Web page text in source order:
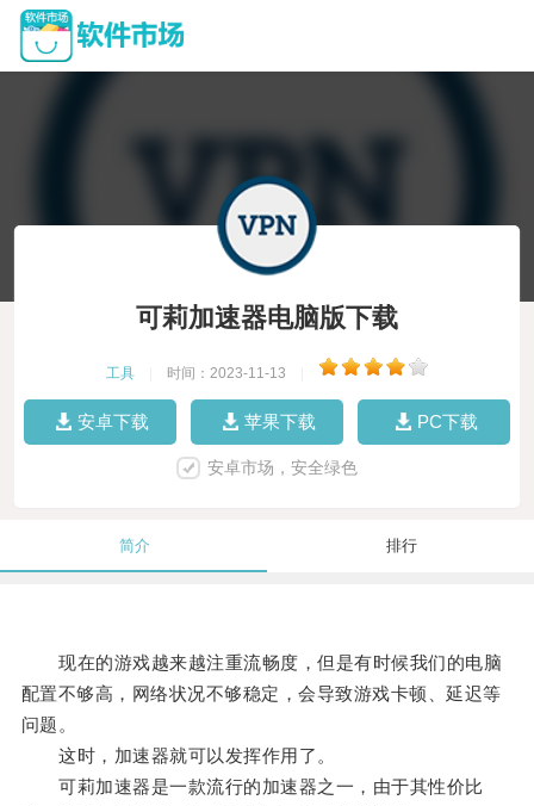
可莉加速器电脑版下载
工具 时间：2023-11-13
安卓下载 苹果下载 PC下载
安卓市场，安全绿色
简介 排行
现在的游戏越来越注重流畅度，但是有时候我们的电脑
配置不够高，网络状况不够稳定，会导致游戏卡顿、延迟等
问题。
这时，加速器就可以发挥作用了。
可莉加速器是一款流行的加速器之一，由于其性价比